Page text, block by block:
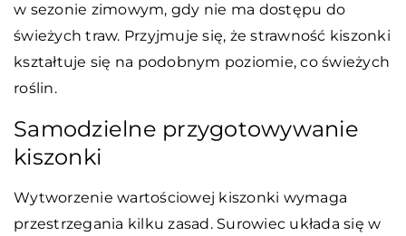
w sezonie zimowym, gdy nie ma dostępu do
świeżych traw. Przyjmuje się, że strawność kiszonki
kształtuje się na podobnym poziomie, co świeżych
roślin.
Samodzielne przygotowywanie
kiszonki
Wytworzenie wartościowej kiszonki wymaga
przestrzegania kilku zasad. Surowiec układa się w